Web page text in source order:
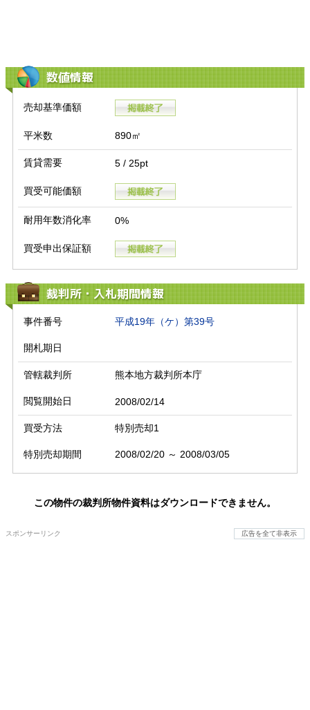
数値情報
売却基準価額
平米数 890㎡
賃貸需要 5 / 25pt
買受可能価額
耐用年数消化率 0%
買受申出保証額
裁判所・入札期間情報
事件番号 平成19年（ケ）第39号
開札期日
管轄裁判所 熊本地方裁判所本庁
閲覧開始日 2008/02/14
買受方法 特別売却1
特別売却期間 2008/02/20 ～ 2008/03/05
この物件の裁判所物件資料はダウンロードできません。
スポンサーリンク 広告を全て非表示